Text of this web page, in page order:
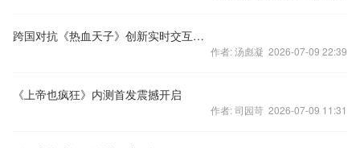
跨国对抗《热血天子》创新实时交互玩法
作者: 汤彪凝 2026-07-09 22:39
《上帝也疯狂》内测首发震撼开启
作者: 司园苛 2026-07-09 11:31